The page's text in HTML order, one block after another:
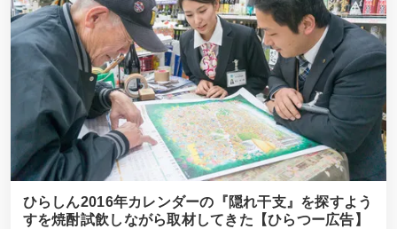
ひらしん2016年カレンダーの『隠れ干支』を探すよう
すを焼酎試飲しながら取材してきた【ひらつー広告】